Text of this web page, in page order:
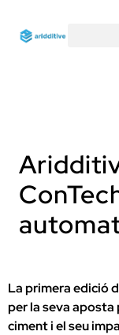
La primera edició
per la seva aposta
ciment i el seu